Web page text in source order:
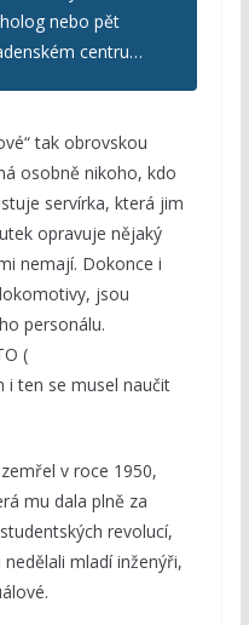
nebo pět
centru…
tak obrovskou
osobně nikoho, kdo
servírka, která jim
opravuje nějaký
nemají. Dokonce i
jsou
personálu.
(
i ten se musel naučit
v roce 1950,
mu dala plně za
revolucí,
mladí inženýři,